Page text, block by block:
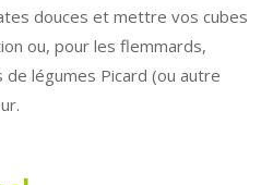
douces et mettre vos cubes
ou, pour les flemmards,
légumes Picard (ou autre